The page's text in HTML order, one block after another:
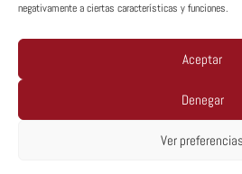
negativamente a ciertas características y funciones.
Aceptar
Denegar
Ver preferencias
Copyright © MTA
Política De